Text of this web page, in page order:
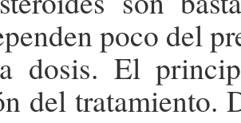
poco del
dosis. El
del tratamiento.